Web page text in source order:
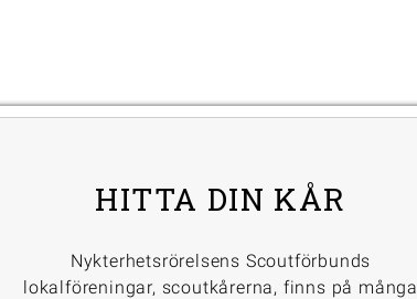
HITTA DIN KÅR
Nykterhetsrörelsens Scoutförbunds
lokalföreningar, scoutkårerna, finns på många